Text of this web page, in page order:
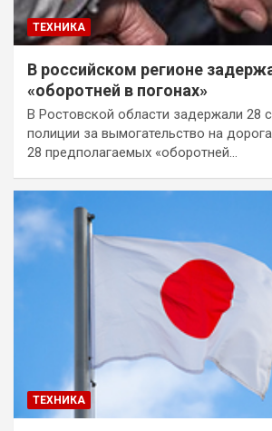
ТЕХНИКА
В российском регионе
«оборотней в погонах»
В Ростовской области задержали 28
полиции за вымогательство на
28 предполагаемых «оборотней…
ТЕХНИКА